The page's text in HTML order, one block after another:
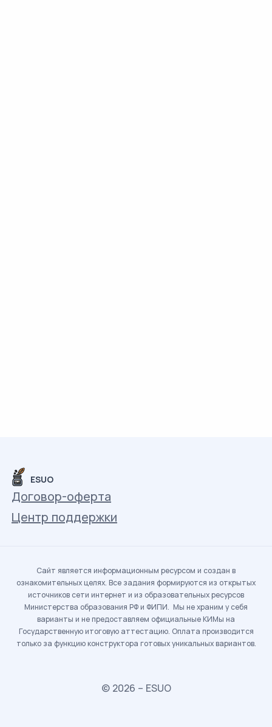
ESUO
Договор-оферта
Центр поддержки
Сайт является информационным ресурсом и создан в
ознакомительных целях. Все задания формируются из открытых
источников сети интернет и из образовательных ресурсов
Министерства образования РФ и ФИПИ. Мы не храним у себя
варианты и не предоставляем официальные КИМы на
Государственную итоговую аттестацию. Оплата производится
только за функцию конструктора готовых уникальных вариантов.
© 2026 – ESUO